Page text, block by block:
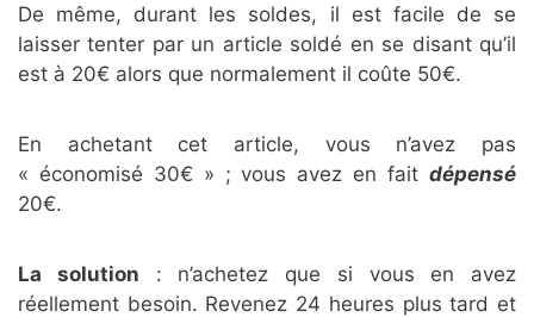
De même, durant les soldes, il est facile de se
laisser tenter par un article soldé en se disant qu’il
est à 20€ alors que normalement il coûte 50€.
En achetant cet article, vous n’avez pas
« économisé 30€ » ; vous avez en fait dépensé
20€.
La solution : n’achetez que si vous en avez
réellement besoin. Revenez 24 heures plus tard et